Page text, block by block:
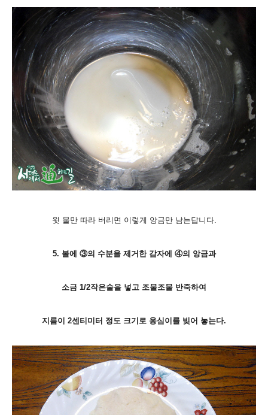
윗 물만 따라 버리면 이렇게 앙금만 남는답니다.
5. 볼에 ③의 수분을 제거한 감자에 ④의 앙금과
소금 1/2작은술을 넣고 조물조물 반죽하여
지름이 2센티미터 정도 크기로 옹심이를 빚어 놓는다.